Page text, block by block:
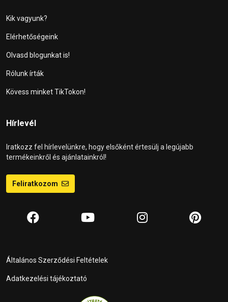
Kik vagyunk?
Elérhetőségeink
Olvasd blogunkat is!
Rólunk írták
Kövess minket TikTokon!
Hírlevél
Iratkozz fel hírlevelünkre, hogy elsőként értesülj a legújabb
termékeinkről és ajánlatainkról!
Feliratkozom
Általános Szerződési Feltételek
Adatkezelési tájékoztató